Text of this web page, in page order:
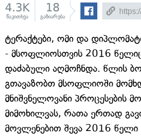
4.3K
წაკითხვა
18
გაზიარება
ტერაქტები, ომი და
- მსოფლიოსთვის 2016
დაძაბული აღმოჩნდა. წლის
გთავაზობთ მსოფლიოში
მნიშვნელოვანი პროცესების
მიმოხილვას, რათა ერთად
მოვლენებით შევა 2016 წელი